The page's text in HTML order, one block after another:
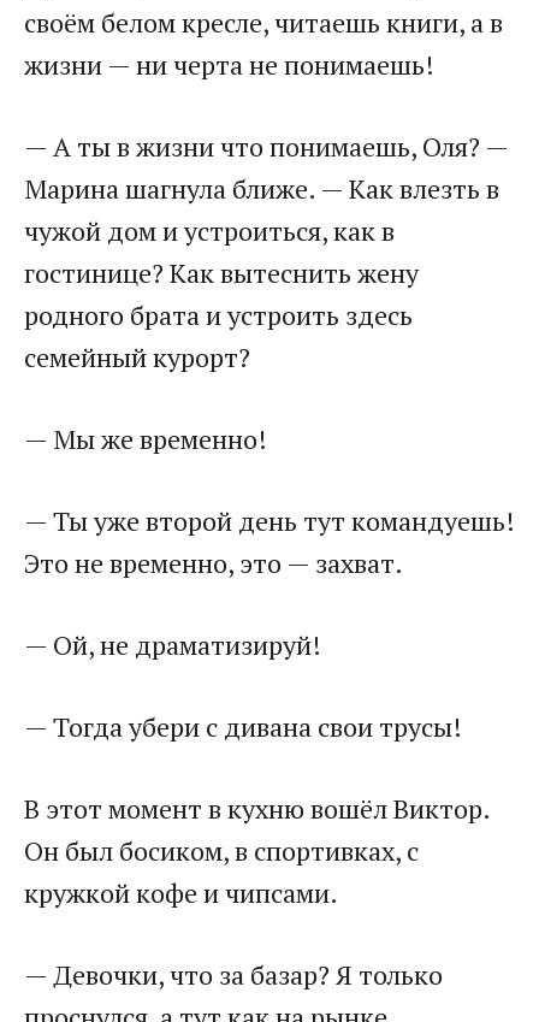
своём белом кресле, читаешь книги, а в
жизни — ни черта не понимаешь!
— А ты в жизни что понимаешь, Оля? —
Марина шагнула ближе. — Как влезть в
чужой дом и устроиться, как в
гостинице? Как вытеснить жену
родного брата и устроить здесь
семейный курорт?
— Мы же временно!
— Ты уже второй день тут командуешь!
Это не временно, это — захват.
— Ой, не драматизируй!
— Тогда убери с дивана свои трусы!
В этот момент в кухню вошёл Виктор.
Он был босиком, в спортивках, с
кружкой кофе и чипсами.
— Девочки, что за базар? Я только